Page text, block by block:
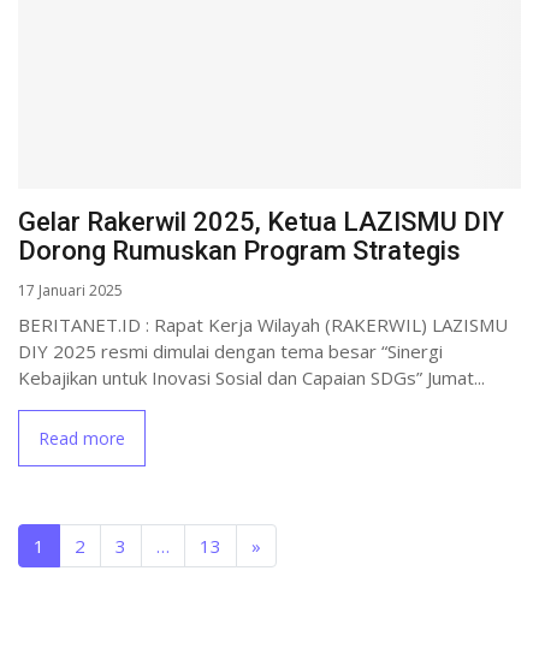
Gelar Rakerwil 2025, Ketua LAZISMU DIY
Dorong Rumuskan Program Strategis
17 Januari 2025
BERITANET.ID : Rapat Kerja Wilayah (RAKERWIL) LAZISMU
DIY 2025 resmi dimulai dengan tema besar “Sinergi
Kebajikan untuk Inovasi Sosial dan Capaian SDGs” Jumat...
Read more
1 2 3 … 13 »